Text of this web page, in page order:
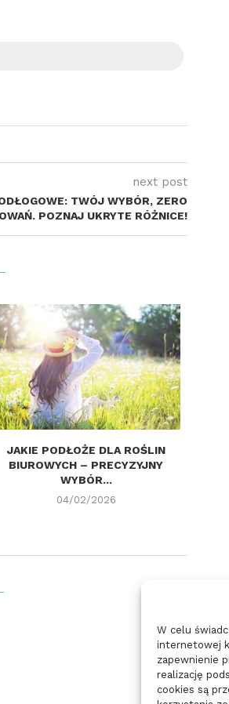
W celu
internetowej
zapewnienie
realizację
cookies są
next post
TWÓJ WYBÓR, ZERO
POZNAJ UKRYTE RÓŻNICE!
JAKIE PODŁOŻE DLA ROŚLIN
BIUROWYCH – PRECYZYJNY
WYBÓR...
04/02/2026